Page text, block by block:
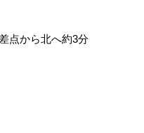
点から北へ約3分